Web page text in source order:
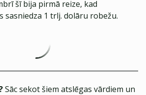
šī bija pirmā reize, kad
1 trlj. dolāru robežu.
Sāc sekot šiem atslēgas vārdiem un